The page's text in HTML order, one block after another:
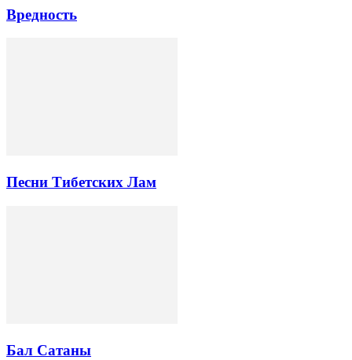
Вредность
Песни Тибетских Лам
Бал Сатаны